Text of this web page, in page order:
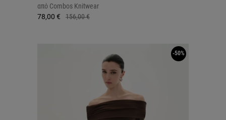
από Combos Knitwear
78,00 €
156,00 €
-50%